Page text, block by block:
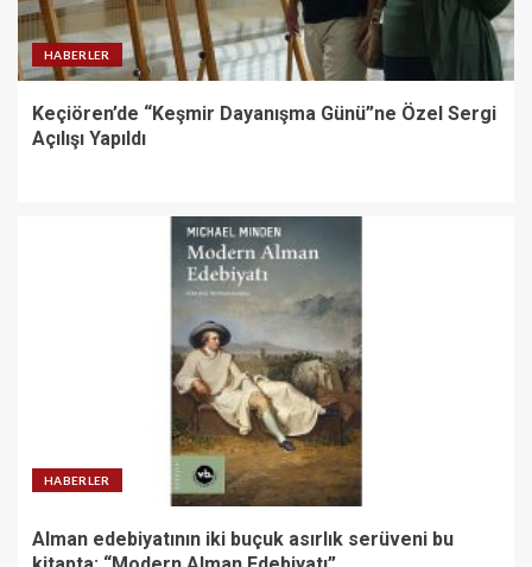
HABERLER
Keçiören’de “Keşmir Dayanışma Günü”ne Özel Sergi
Açılışı Yapıldı
HABERLER
Alman edebiyatının iki buçuk asırlık serüveni bu